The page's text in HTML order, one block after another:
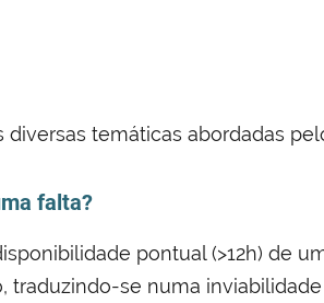
temáticas abordadas pelo
falta?
pontual (>12h) de
traduzindo-se numa